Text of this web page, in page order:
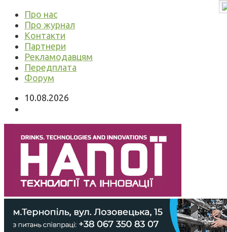
Про нас
Про журнал
Контакти
Партнери
Рекламодавцям
Передплата
Форум
10.08.2026